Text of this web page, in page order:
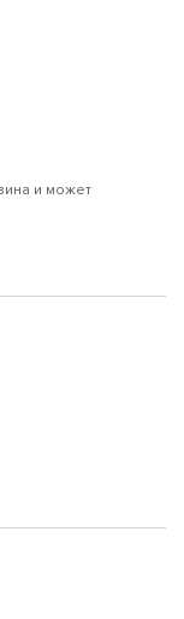
и может